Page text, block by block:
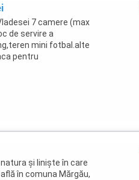
7 camere (max
de servire a
mini fotbal.alte
pentru
și liniște în care
în comuna Mărgău,